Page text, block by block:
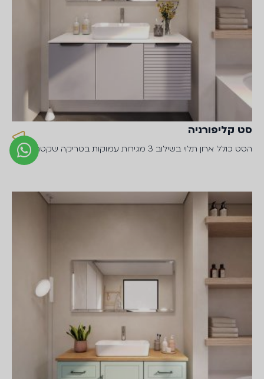
סט קליפורניה
הסט כולל ארון תלוי בשילוב 3 מגירות עמוקות בטריקה שקטה,…